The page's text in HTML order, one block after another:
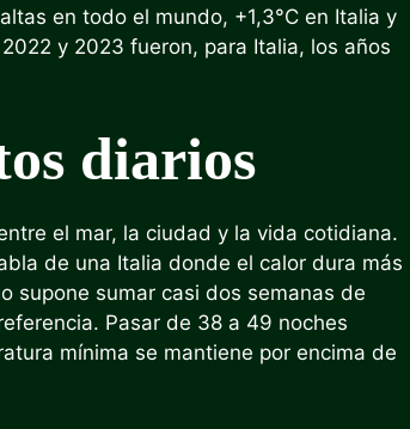
en todo el mundo, +1,3°C en Italia y
y 2023 fueron, para Italia, los años
diarios
el mar, la ciudad y la vida cotidiana.
de una Italia donde el calor dura más
supone sumar casi dos semanas de
Pasar de 38 a 49 noches
mínima se mantiene por encima de